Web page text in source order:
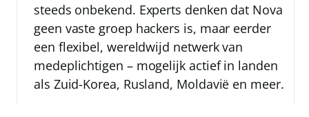
steeds onbekend. Experts denken dat Nova
geen vaste groep hackers is, maar eerder
een flexibel, wereldwijd netwerk van
medeplichtigen – mogelijk actief in landen
als Zuid-Korea, Rusland, Moldavië en meer.